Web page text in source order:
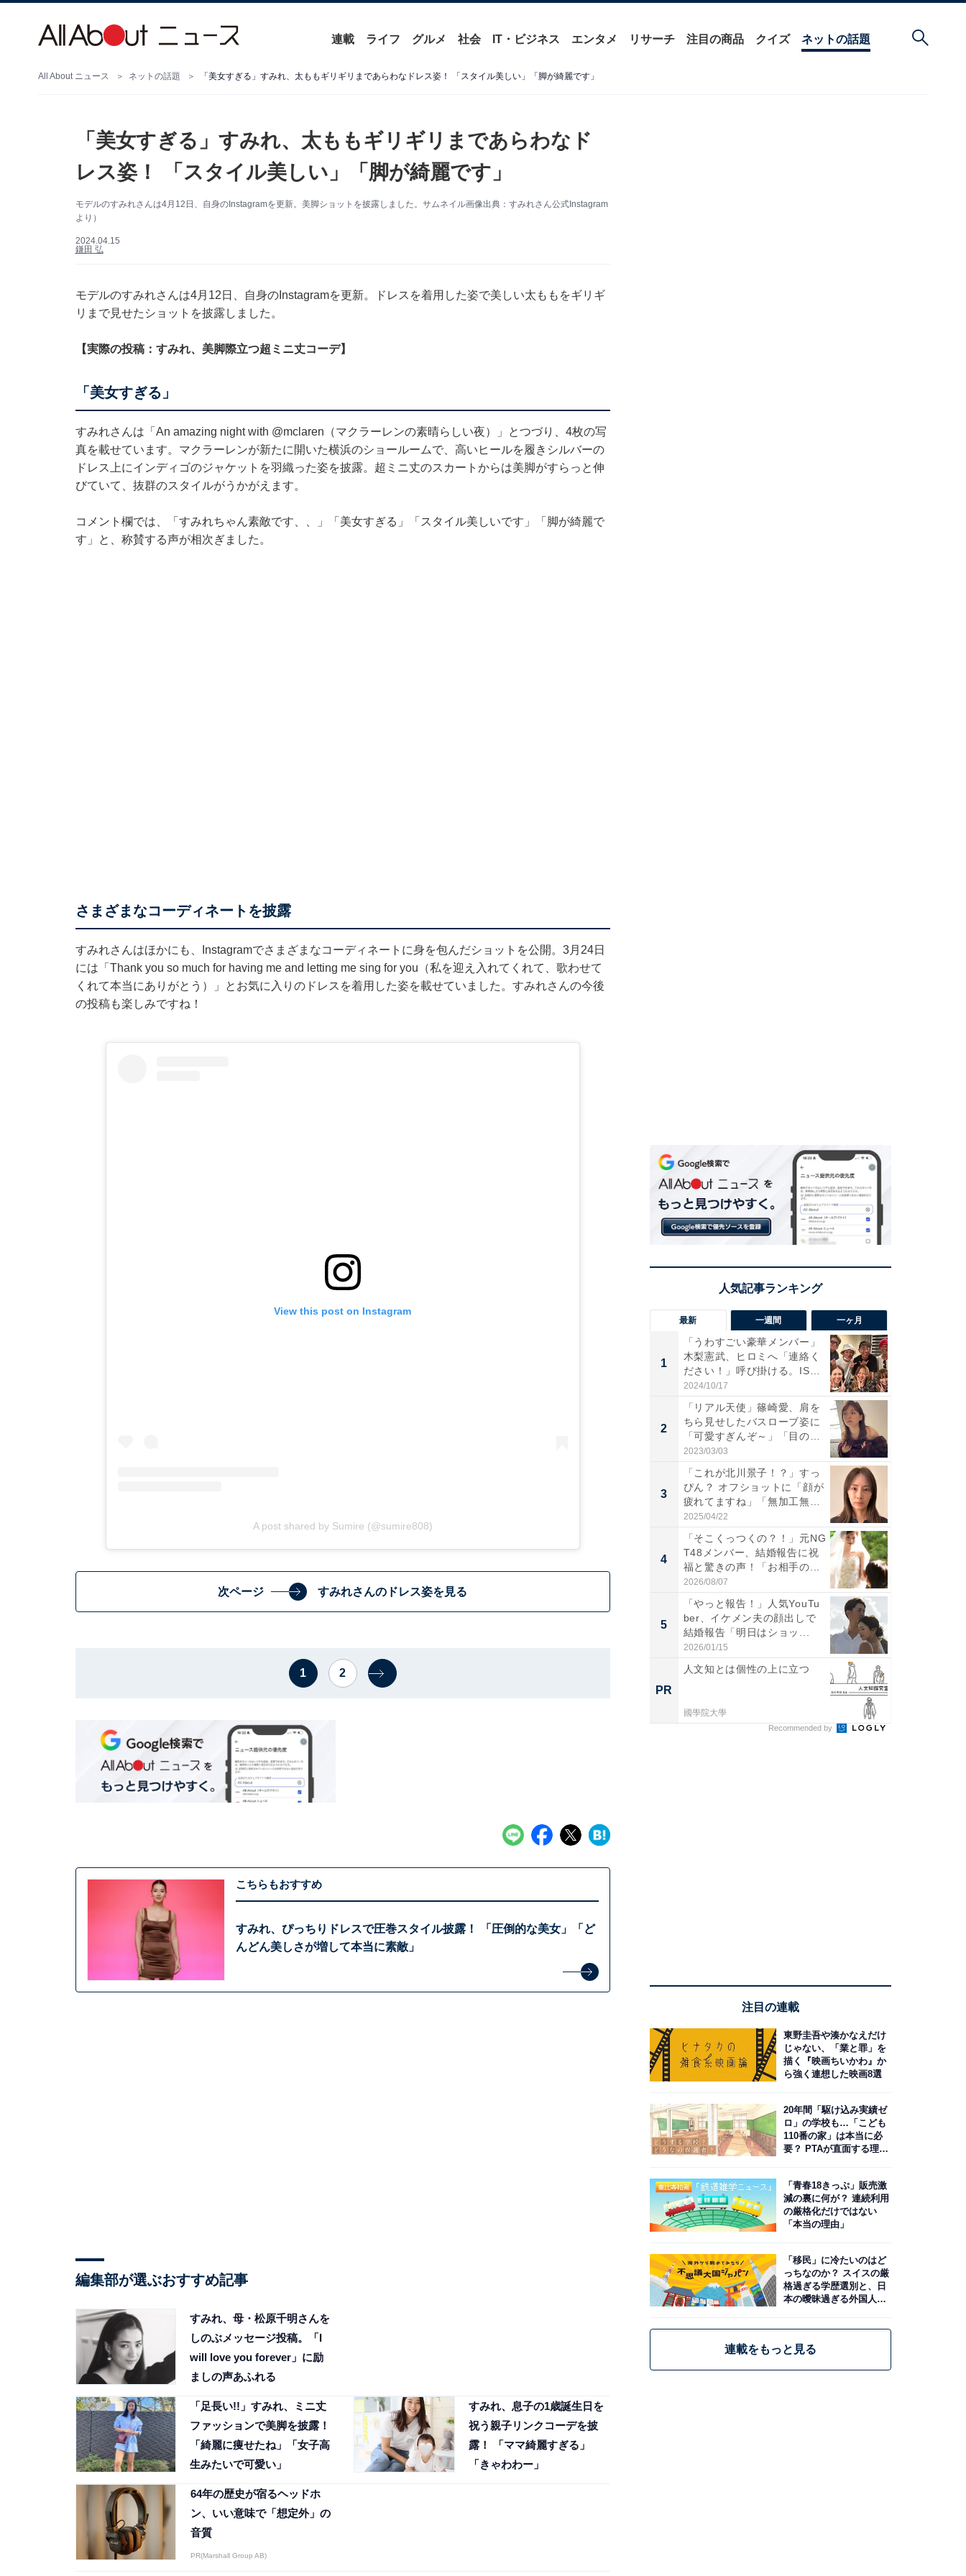
連載 ライフ グルメ 社会 IT・ビジネス エンタメ リサーチ 注目の商品 クイズ ネットの話題
All About ニュース ネットの話題 「美女すぎる」すみれ、太ももギリギリまであらわなドレス姿！ 「スタイル美しい」「脚が綺麗です」
「美女すぎる」すみれ、太ももギリギリまであらわなド
レス姿！ 「スタイル美しい」「脚が綺麗です」
モデルのすみれさんは4月12日、自身のInstagramを更新。美脚ショットを披露しました。サムネイル画像出典：すみれさん公式Instagram
より）
2024.04.15
鎌田 弘
モデルのすみれさんは4月12日、自身のInstagramを更新。ドレスを着用した姿で美しい太ももをギリギ
リまで見せたショットを披露しました。
【実際の投稿：すみれ、美脚際立つ超ミニ丈コーデ】
「美女すぎる」
すみれさんは「An amazing night with @mclaren （マクラーレンの素晴らしい夜）」とつづり、4枚の写
真を載せています。マクラーレンが新たに開いた横浜のショールームで、高いヒールを履きシルバーの
ドレス上にインディゴのジャケットを羽織った姿を披露。超ミニ丈のスカートからは美脚がすらっと伸
びていて、抜群のスタイルがうかがえます。
コメント欄では、「すみれちゃん素敵です、、」「美女すぎる」「スタイル美しいです」「脚が綺麗で
す」と、称賛する声が相次ぎました。
さまざまなコーディネートを披露
すみれさんはほかにも、Instagramでさまざまなコーディネートに身を包んだショットを公開。3月24日
には「Thank you so much for having me and letting me sing for you（私を迎え入れてくれて、歌わせて
くれて本当にありがとう）」とお気に入りのドレスを着用した姿を載せていました。すみれさんの今後
の投稿も楽しみですね！
View this post on Instagram
A post shared by Sumire (@sumire808)
次ページ すみれさんのドレス姿を見る
1 2
こちらもおすすめ
すみれ、ぴっちりドレスで圧巻スタイル披露！ 「圧倒的な美女」「ど
んどん美しさが増して本当に素敵」
編集部が選ぶおすすめ記事
すみれ、母・松原千明さんを
しのぶメッセージ投稿。「I
will love you forever」に励
ましの声あふれる
「足長い!!」すみれ、ミニ丈
ファッションで美脚を披露！
「綺麗に痩せたね」「女子高
生みたいで可愛い」
すみれ、息子の1歳誕生日を
祝う親子リンクコーデを披
露！ 「ママ綺麗すぎる」
「きゃわわー」
64年の歴史が宿るヘッドホ
ン、いい意味で「想定外」の
音質
PR(Marshall Group AB)
最新 一週間 一ヶ月
1
「うわすごい豪華メンバー」
木梨憲武、ヒロミへ「連絡く
ださい！」呼び掛ける。IS
S...
2024/10/17
2
「リアル天使」篠崎愛、肩を
ちら見せしたバスローブ姿に
「可愛すぎんぞ～」「目の表
情...
2023/03/03
3
「これが北川景子！？」すっ
ぴん？ オフショットに「顔が
疲れてますね」「無加工無
表...
2025/04/22
4
「そこくっつくの？！」元NG
T48メンバー、結婚報告に祝
福と驚きの声！「お相手の...
2026/08/07
5
「やっと報告！」人気YouTu
ber、イケメン夫の顔出しで
結婚報告「明日はショッ...
2026/01/15
PR
人文知とは個性の上に立つ
國學院大學
Recommended by
注目の連載
東野圭吾や湊かなえだけ
じゃない、「業と罪」を
描く『映画ちいかわ』か
ら強く連想した映画8選
20年間「駆け込み実績ゼ
ロ」の学校も…「こども
110番の家」は本当に必
要？ PTAが直面する理想
「青春18きっぷ」販売激
減の裏に何が？ 連続利用
の厳格化だけではない
「本当の理由」
「移民」に冷たいのはど
っちなのか？ スイスの厳
格過ぎる学歴選別と、日
本の曖昧過ぎる外国人政
連載をもっと見る